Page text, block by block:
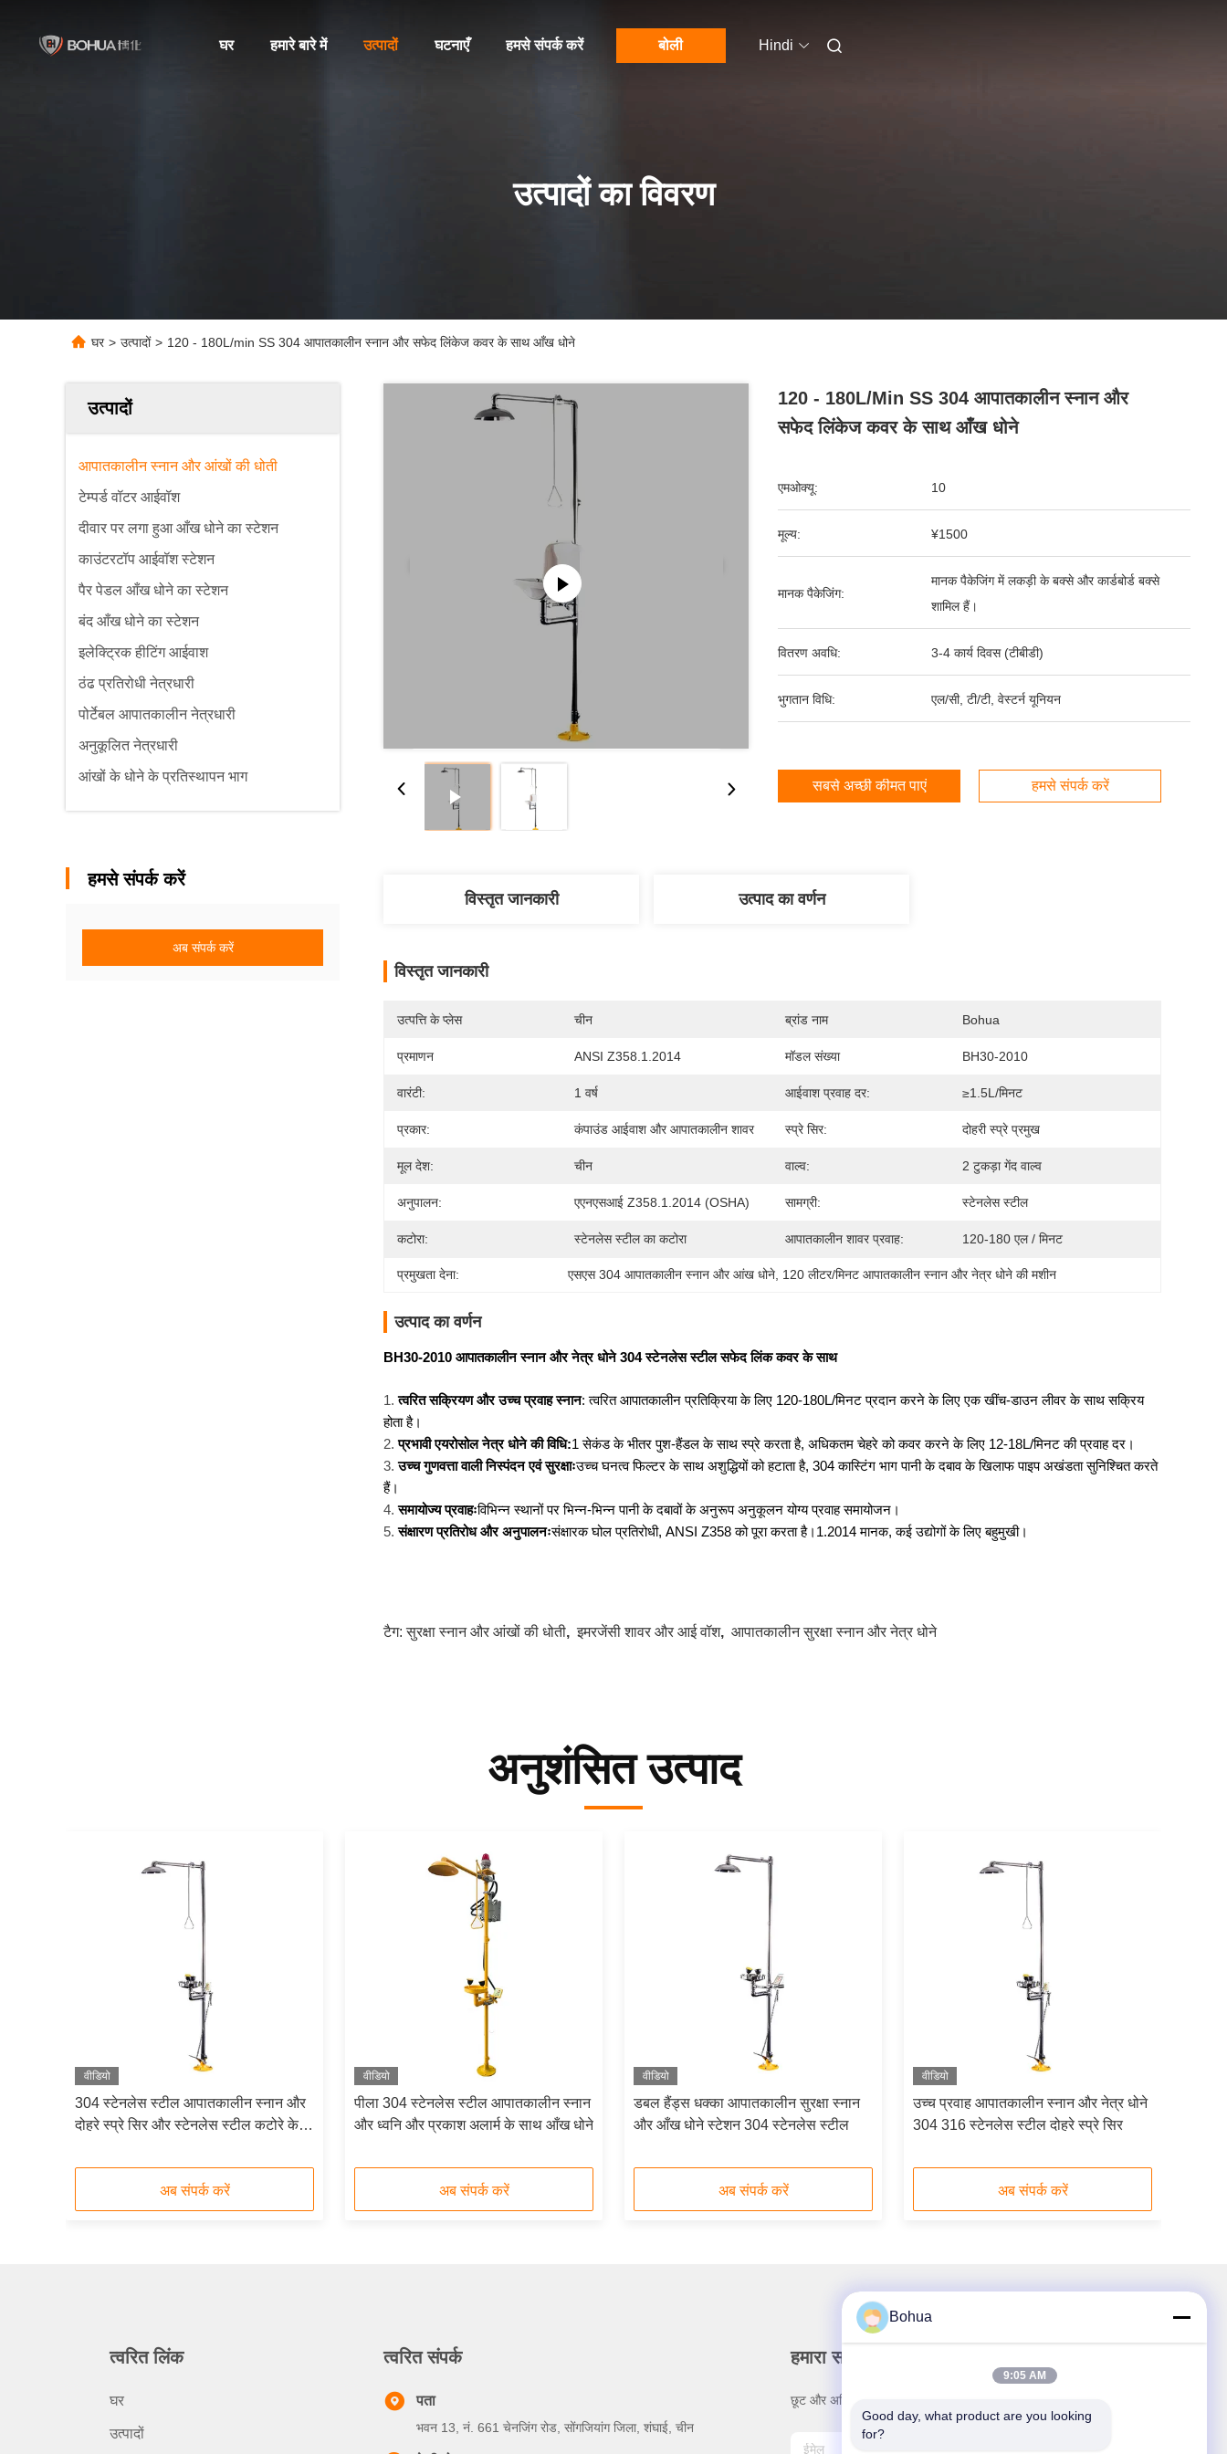
घर हमारे बारे में उत्पादों घटनाएँ हमसे संपर्क करें बोली Hindi
उत्पादों का विवरण
घर > उत्पादों > 120 - 180L/min SS 304 आपातकालीन स्नान और सफेद लिंकेज कवर के साथ आँख धोने
उत्पादों
आपातकालीन स्नान और आंखों की धोती
टेम्पर्ड वॉटर आईवॉश
दीवार पर लगा हुआ आँख धोने का स्टेशन
काउंटरटॉप आईवॉश स्टेशन
पैर पेडल आँख धोने का स्टेशन
बंद आँख धोने का स्टेशन
इलेक्ट्रिक हीटिंग आईवाश
ठंढ प्रतिरोधी नेत्रधारी
पोर्टेबल आपातकालीन नेत्रधारी
अनुकूलित नेत्रधारी
आंखों के धोने के प्रतिस्थापन भाग
हमसे संपर्क करें
अब संपर्क करें
120 - 180L/min SS 304 आपातकालीन स्नान और
सफेद लिंकेज कवर के साथ आँख धोने
एमओक्यू: 10
मूल्य: ¥1500
मानक पैकेजिंग:
मानक पैकेजिंग में लकड़ी के बक्से और कार्डबोर्ड बक्से
शामिल हैं।
वितरण अवधि: 3-4 कार्य दिवस (टीबीडी)
भुगतान विधि: एल/सी, टी/टी, वेस्टर्न यूनियन
सबसे अच्छी कीमत पाएं हमसे संपर्क करें
विस्तृत जानकारी उत्पाद का वर्णन
विस्तृत जानकारी
उत्पत्ति के प्लेस चीन ब्रांड नाम Bohua
प्रमाणन ANSI Z358.1.2014 मॉडल संख्या BH30-2010
वारंटी: 1 वर्ष आईवाश प्रवाह दर: ≥1.5L/मिनट
प्रकार: कंपाउंड आईवाश और आपातकालीन शावर स्प्रे सिर: दोहरी स्प्रे प्रमुख
मूल देश: चीन वाल्व: 2 टुकड़ा गेंद वाल्व
अनुपालन: एएनएसआई Z358.1.2014 (OSHA) सामग्री: स्टेनलेस स्टील
कटोरा: स्टेनलेस स्टील का कटोरा आपातकालीन शावर प्रवाह: 120-180 एल / मिनट
प्रमुखता देना: एसएस 304 आपातकालीन स्नान और आंख धोने 120 लीटर/मिनट आपातकालीन स्नान और नेत्र धोने की मशीन
उत्पाद का वर्णन
BH30-2010 आपातकालीन स्नान और नेत्र धोने 304 स्टेनलेस स्टील सफेद लिंक कवर के साथ
त्वरित सक्रियण और उच्च प्रवाह स्नान: त्वरित आपातकालीन प्रतिक्रिया के लिए 120-180L/मिनट प्रदान करने के लिए एक खींच-डाउन लीवर के साथ सक्रिय
होता है।
प्रभावी एयरोसोल नेत्र धोने की विधि:1 सेकंड के भीतर पुश-हैंडल के साथ स्प्रे करता है, अधिकतम चेहरे को कवर करने के लिए 12-18L/मिनट की प्रवाह दर।
उच्च गुणवत्ता वाली निस्पंदन एवं सुरक्षाःउच्च घनत्व फिल्टर के साथ अशुद्धियों को हटाता है, 304 कास्टिंग भाग पानी के दबाव के खिलाफ पाइप अखंडता सुनिश्चित करते
हैं।
समायोज्य प्रवाहःविभिन्न स्थानों पर भिन्न-भिन्न पानी के दबावों के अनुरूप अनुकूलन योग्य प्रवाह समायोजन।
संक्षारण प्रतिरोध और अनुपालनःसंक्षारक घोल प्रतिरोधी, ANSI Z358 को पूरा करता है।1.2014 मानक, कई उद्योगों के लिए बहुमुखी।
टैग:सुरक्षा स्नान और आंखों की धोती,इमरजेंसी शावर और आई वॉश, आपातकालीन सुरक्षा स्नान और नेत्र धोने
अनुशंसित उत्पाद
वीडियो
304 स्टेनलेस स्टील आपातकालीन स्नान और
दोहरे स्प्रे सिर और स्टेनलेस स्टील कटोरे के
अब संपर्क करें
वीडियो
पीला 304 स्टेनलेस स्टील आपातकालीन स्नान
और ध्वनि और प्रकाश अलार्म के साथ आँख धोने
अब संपर्क करें
वीडियो
डबल हैंड्स धक्का आपातकालीन सुरक्षा स्नान
और आँख धोने स्टेशन 304 स्टेनलेस स्टील
अब संपर्क करें
वीडियो
उच्च प्रवाह आपातकालीन स्नान और नेत्र धोने
304 316 स्टेनलेस स्टील दोहरे स्प्रे सिर
अब संपर्क करें
त्वरित लिंक
घर
उत्पादों
त्वरित संपर्क
पता
भवन 13, नं. 661 चेनजिंग रोड, सोंगजियांग जिला, शंघाई, चीन
हमारा समाचार पत्र
छूट और अधिक के लिए हमारे न्यूज़लेटर की सदस्यता लें।
Bohua
9:05 AM
Good day, what product are you looking
for?